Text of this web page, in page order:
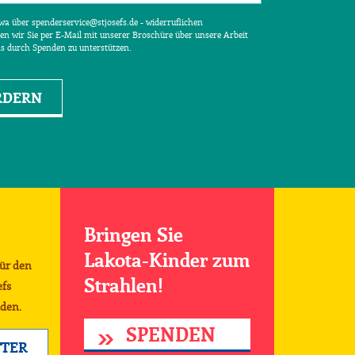
über spenderservice@stjosefs.de - widerruflichen
wir Sie per E-Mail mit unserer Broschüre über unsere Arbeit
durch Spenden zu unterstützen.
den
Bringen Sie
Lakota-Kinder zum
Strahlen!
SPENDEN